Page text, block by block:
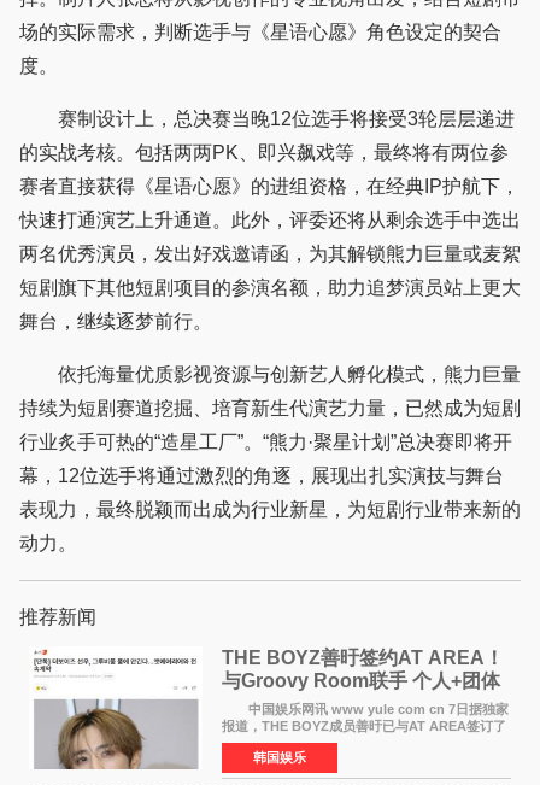
场的实际需求，判断选手与《星语心愿》角色设定的契合
度。
赛制设计上，总决赛当晚12位选手将接受3轮层层递进
的实战考核。包括两两PK、即兴飙戏等，最终将有两位参
赛者直接获得《星语心愿》的进组资格，在经典IP护航下，
快速打通演艺上升通道。此外，评委还将从剩余选手中选出
两名优秀演员，发出好戏邀请函，为其解锁熊力巨量或麦絮
短剧旗下其他短剧项目的参演名额，助力追梦演员站上更大
舞台，继续逐梦前行。
依托海量优质影视资源与创新艺人孵化模式，熊力巨量
持续为短剧赛道挖掘、培育新生代演艺力量，已然成为短剧
行业炙手可热的“造星工厂”。“熊力·聚星计划”总决赛即将开
幕，12位选手将通过激烈的角逐，展现出扎实演技与舞台
表现力，最终脱颖而出成为行业新星，为短剧行业带来新的
动力。
推荐新闻
THE BOYZ善旴签约AT AREA！
与Groovy Room联手 个人+团体
活动并行
中国娱乐网讯 www yule com cn 7日据独家
报道，THE BOYZ成员善旴已与AT AREA签订了
专属合约。AT AREA是由知名制作人组合
Groovy Room创立的hip-hop厂牌，旗下拥有多
位实力派音乐人，在韩
韩国娱乐